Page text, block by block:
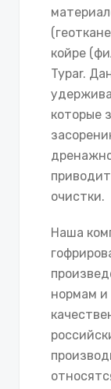
койре
Typar.
которые
очистки.
Наша
нормам и